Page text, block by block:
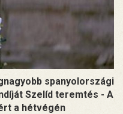
spanyolországi
Szelíd teremtés - A
a hétvégén